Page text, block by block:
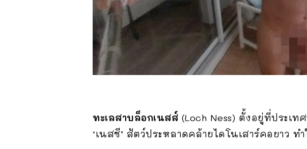
ทะเลสาบล็อกเนสส์ (Loch Ness) ตั้งอยู่ที่ประเ
‘เนสซี’ สัตว์ประหลาดคล้ายไดโนเสาร์คอยาว